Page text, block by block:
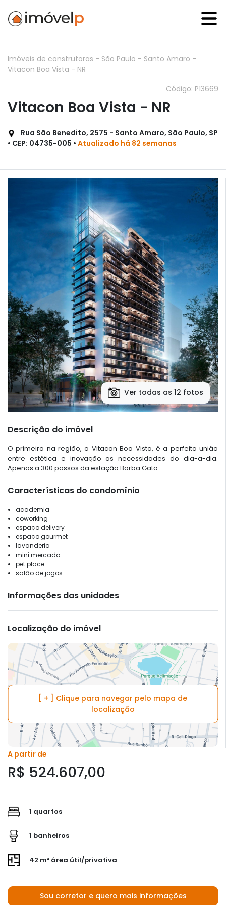
Imóveis de construtoras - São Paulo - Santo Amaro -
Vitacon Boa Vista - NR
Código: P13669
Vitacon Boa Vista - NR
Rua São Benedito, 2575 - Santo Amaro, São Paulo, SP
• CEP: 04735-005 • Atualizado há 82 semanas
Ver todas as 12 fotos
Descrição do imóvel
O primeiro na região, o Vitacon Boa Vista, é a perfeita união
entre estética e inovação as necessidades do dia-a-dia.
Apenas a 300 passos da estação Borba Gato.
Características do condomínio
academia
coworking
espaço delivery
espaço gourmet
lavanderia
mini mercado
pet place
salão de jogos
Informações das unidades
Localização do imóvel
[ + ] Clique para navegar pelo mapa de
localização
A partir de
R$ 524.607,00
1 quartos
1 banheiros
42 m² área útil/privativa
Sou corretor e quero mais informações